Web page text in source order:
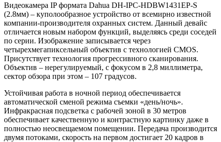
Видеокамера IP формата Dahua DH-IPC-HDBW1431EP-S
(2.8мм) – куполообразное устройство от всемирно известной
компании-производителя охранных систем. Данный девайс
отличается новым набором функций, выделяясь среди соседей
по серии. Изображение записывается через
четырехмегапиксельный объектив с технологией CMOS.
Присутствует технология прогрессивного сканирования.
Объектив – нерегулируемый, с фокусом в 2,8 миллиметра,
сектор обзора при этом – 107 градусов.
Устойчивая работа в ночной период обеспечивается
автоматической сменой режима съемки «день/ночь».
Инфракрасная подсветка с рабочей зоной в 30 метров
обеспечивает качественную и контрастную картинку даже в
полностью неосвещаемом помещении. Передача производится
двумя потоками, скорость на первом достигает 20 кадров в